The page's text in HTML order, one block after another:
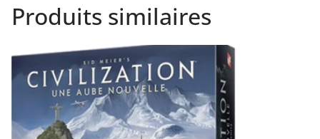
Produits similaires